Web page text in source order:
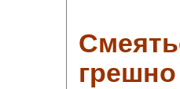
грешно